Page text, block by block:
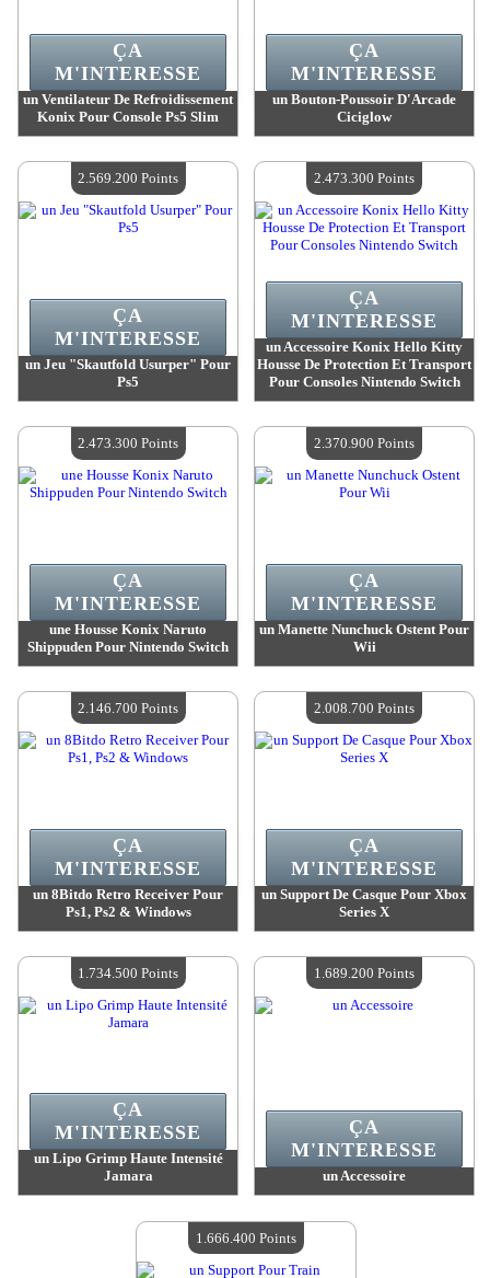
un Ventilateur De Refroidissement
Konix Pour Console Ps5 Slim
Quantité Disponible :4
ÇA
M'INTERESSE
un Bouton-Poussoir D'Arcade
Ciciglow
Quantité Disponible :4
ÇA
M'INTERESSE
un Jeu "Skautfold Usurper" Pour
Ps5
Quantité Disponible :4
ÇA
M'INTERESSE
2.569.200 Points
un Accessoire Konix Hello Kitty
Housse De Protection Et Transport
Pour Consoles Nintendo Switch
Quantité Disponible :4
ÇA
M'INTERESSE
2.473.300 Points
une Housse Konix Naruto
Shippuden Pour Nintendo Switch
Quantité Disponible :4
ÇA
M'INTERESSE
2.473.300 Points
un Manette Nunchuck Ostent Pour
Wii
Quantité Disponible :4
ÇA
M'INTERESSE
2.370.900 Points
un 8Bitdo Retro Receiver Pour
Ps1, Ps2 & Windows
Quantité Disponible :4
ÇA
M'INTERESSE
2.146.700 Points
un Support De Casque Pour Xbox
Series X
Quantité Disponible :4
ÇA
M'INTERESSE
2.008.700 Points
un Lipo Grimp Haute Intensité
Jamara
Quantité Disponible :4
ÇA
M'INTERESSE
1.734.500 Points
un Accessoire
Quantité Disponible :
ÇA
M'INTERESSE
1.689.200 Points
1.666.400 Points